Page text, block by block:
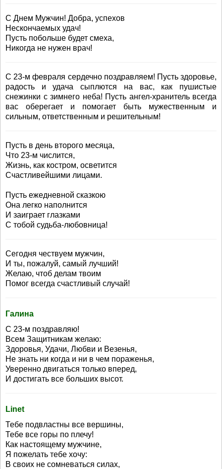
С Днем Мужчин! Добра, успехов
Нескончаемых удач!
Пусть побольше будет смеха,
Никогда не нужен врач!
C 23-м февраля сердечно поздравляем! Пусть здоровье,
радость и удача сыплются на вас, как пушистые
снежинки с зимнего неба! Пусть ангел-хранитель всегда
вас оберегает и помогает быть мужественным и
сильным, ответственным и решительным!
Пусть в день второго месяца,
Что 23-м числится,
Жизнь, как костром, осветится
Счастливейшими лицами.
Пусть ежедневной сказкою
Она легко наполнится
И заиграет глазками
С тобой судьба-любовница!
Сегодня чествуем мужчин,
И ты, пожалуй, самый лучший!
Желаю, чтоб делам твоим
Помог всегда счастливый случай!
Галина
С 23-м поздравляю!
Всем Защитникам желаю:
Здоровья, Удачи, Любви и Везенья,
Не знать ни когда и ни в чем пораженья,
Уверенно двигаться только вперед,
И достигать все больших высот.
Linet
Тебе подвластны все вершины,
Тебе все горы по плечу!
Как настоящему мужчине,
Я пожелать тебе хочу:
В своих не сомневаться силах,